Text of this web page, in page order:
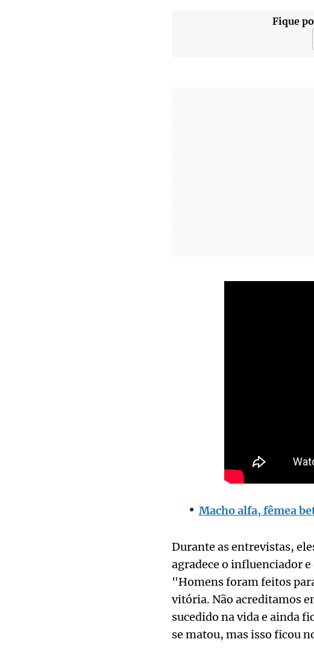
Fique
Macho alfa, fêmea
Durante as entrevistas,
agradece o influenciador
"Homens foram feitos
vitória. Não acreditamos
sucedido na vida e ainda
se matou, mas isso ficou